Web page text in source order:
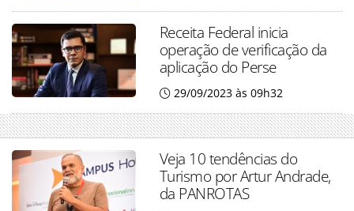
Receita Federal inicia
operação de verificação da
aplicação do Perse
29/09/2023 às 09h32
Veja 10 tendências do
Turismo por Artur Andrade,
da PANROTAS